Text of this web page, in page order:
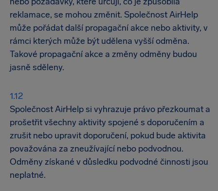
reklamace, se mohou změnit. Společnost AirHelp
může pořádat další propagační akce nebo aktivity, v
rámci kterých může být udělena vyšší odměna.
Takové propagační akce a změny odměny budou
jasně sděleny.
Společnost AirHelp si vyhrazuje právo přezkoumat a
prošetřit všechny aktivity spojené s doporučením a
zrušit nebo upravit doporučení, pokud bude aktivita
považována za zneužívající nebo podvodnou.
Odměny získané v důsledku podvodné činnosti jsou
neplatné.